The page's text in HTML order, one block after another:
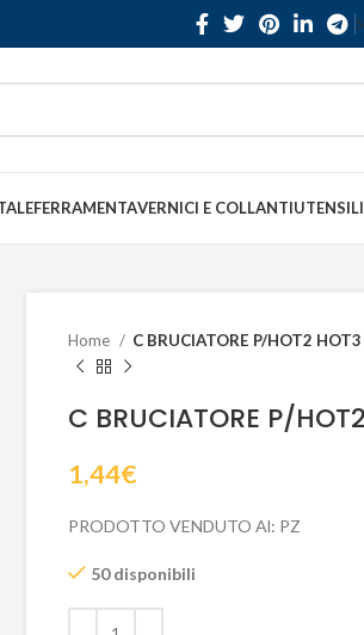
FERRAMENTAVERNICI E COLLANTI
Home C BRUCIATORE P/HOT2
C BRUCIATORE P/
1,44€
PRODOTTO VENDUTO Al: PZ
50 disponibili